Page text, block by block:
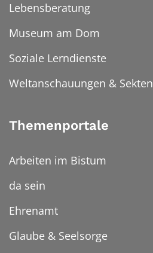
Lebensberatung
Museum am Dom
Soziale Lerndienste
Weltanschauungen & Sekten
Themenportale
Arbeiten im Bistum
da sein
Ehrenamt
Glaube & Seelsorge